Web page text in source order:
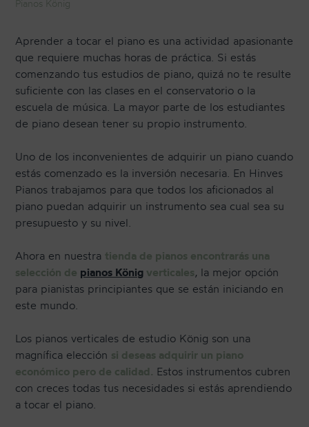
NEWSLETTER
Pianos König
Aprender a tocar el piano es una actividad apasionante
que requiere muchas horas de práctica. Si estás
comenzando tus estudios de piano, quizá no te resulte
suficiente con las clases en el conservatorio o la
escuela de música. La mayor parte de los estudiantes
de piano desean tener su propio instrumento.
Uno de los inconvenientes de adquirir un piano cuando
estás comenzado es la inversión necesaria. En Hinves
Pianos trabajamos para que todos los aficionados al
piano puedan adquirir un instrumento sea cual sea su
presupuesto y su nivel.
Ahora en nuestra tienda de pianos encontrarás una
selección de pianos König verticales, la mejor opción
para pianistas principiantes que se están iniciando en
este mundo.
Los pianos verticales de estudio König son una
magnífica elección si deseas adquirir un piano
económico pero de calidad. Estos instrumentos cubren
con creces todas tus necesidades si estás aprendiendo
a tocar el piano.